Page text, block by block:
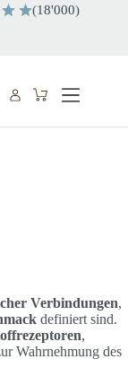
(18'000)
Warenkorb
Verbindungen,
definiert sind.
,
Wahrnehmung des